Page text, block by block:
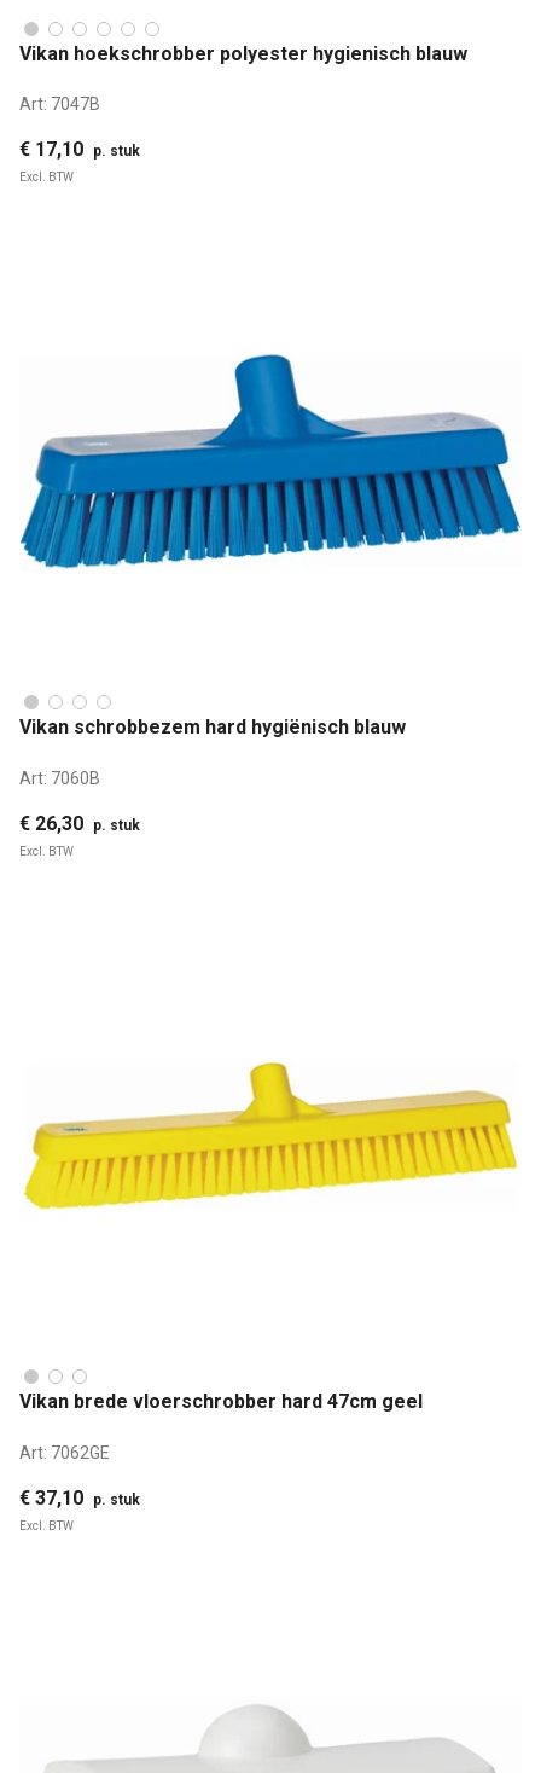
Vikan hoekschrobber polyester hygienisch blauw
Art: 7047B
€ 17,10 p. stuk
Excl. BTW
Vikan schrobbezem hard hygiënisch blauw
Art: 7060B
€ 26,30 p. stuk
Excl. BTW
Vikan brede vloerschrobber hard 47cm geel
Art: 7062GE
€ 37,10 p. stuk
Excl. BTW